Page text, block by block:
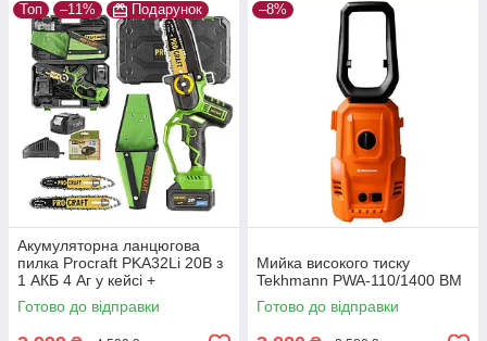
Топ –11% Подарунок
Акумуляторна ланцюгова
пилка Procraft PKA32Li 20В з
1 АКБ 4 Аг у кейсі +
додатковий АКБ 4 Аг Type-C,
2 шини 6"/8"
Готово до відправки
–8%
Мийка високого тиску
Tekhmann PWA-110/1400 BM
Готово до відправки